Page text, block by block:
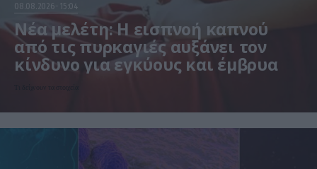
08.08.2026 15:04
Νέα μελέτη: Η εισπνοή καπνού
από τις πυρκαγιές αυξάνει τον
κίνδυνο για εγκύους και έμβρυα